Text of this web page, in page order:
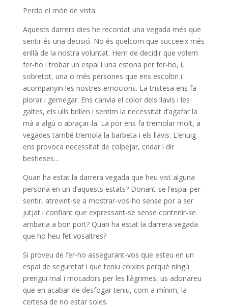
Perdo el món de vista.
Aquests darrers dies he recordat una vegada més que
sentir és una decisió. No és quelcom que succeeix més
enllà de la nostra voluntat. Hem de decidir que volem
fer-ho i trobar un espai i una estona per fer-ho, i,
sobretot, una o més persones que ens escoltin i
acompanyin les nostres emocions. La tristesa ens fa
plorar i gemegar. Ens canvia el color dels llavis i les
galtes, els ulls brillen i sentim la necessitat d’agafar la
mà a algú o abraçar-la. La por ens fa tremolar molt, a
vegades també tremola la barbeta i els llavis. L’enuig
ens provoca necessitat de colpejar, cridar i dir
bestieses…
Quan ha estat la darrera vegada que heu vist alguna
persona en un d’aquests estats? Donant-se l’espai per
sentir, atrevint-se a mostrar-vos-ho sense por a ser
jutjat i confiant que expressant-se sense contenir-se
arribaria a bon port? Quan ha estat la darrera vegada
que ho heu fet vosaltres?
Si proveu de fer-ho assegurant-vos que esteu en un
espai de seguretat i que teniu coixins perquè ningú
prengui mal i mocadors per les llàgrimes, us adonareu
que en acabar de desfogar teniu, com a mínim, la
certesa de no estar soles.